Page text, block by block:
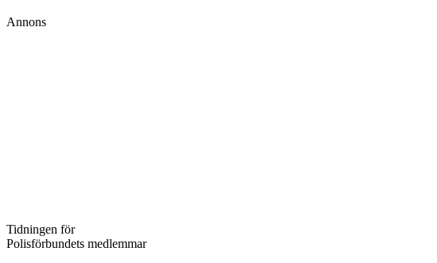
Annons
Tidningen för
Polisförbundets medlemmar